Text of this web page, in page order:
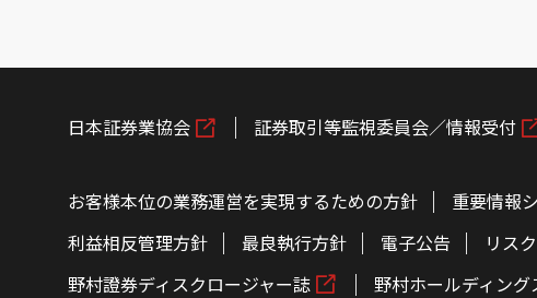
日本証券業協会 証券取引等監視委員会／情報受付
お客様本位の業務運営を実現するための方針 重要情報
利益相反管理方針
最良執行方針 電子公告 リス
野村證券ディスクロージャー誌
野村ホールディン